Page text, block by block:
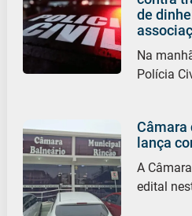
de
Na
Polícia
Câmara
lança
A
edital